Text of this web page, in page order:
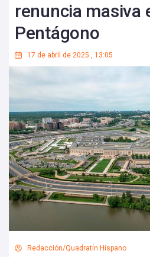
renuncia masiva
Pentágono
17 de abril de 2025 , 13:05
Redacción/Quadratín Hispano